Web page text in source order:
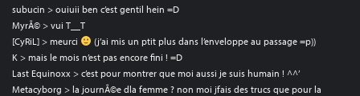
subucin > ouiuii ben c’est gentil hein =D
MyrÃ© > vui T__T
[CyRiL] > meurci
(j’ai mis un ptit plus dans l’enveloppe au passage =p))
K > mais le mois n’est pas encore fini ! =D
Last Equinoxx > c’est pour montrer que moi aussi je suis humain ! ^^’
Metacyborg > la journÃ©e dla femme ? non moi jfais des trucs que pour la